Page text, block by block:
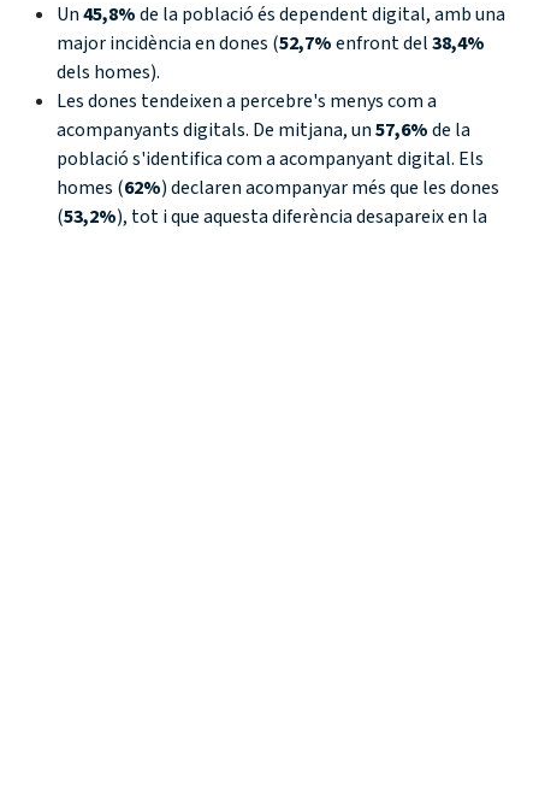
Un45,8%de la població és dependent digital, amb una
major incidència en dones (52,7%enfront del38,4%
dels homes).
Les dones tendeixen a percebre's menys com a
acompanyants digitals. De mitjana, un57,6%de la
població s'identifica com a acompanyant digital. Els
homes (62%) declaren acompanyar més que les dones
(53,2%), tot i que aquesta diferència desapareix en la